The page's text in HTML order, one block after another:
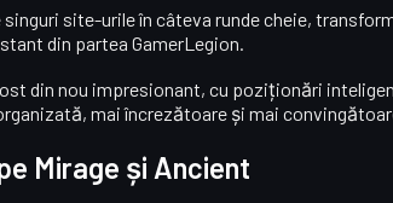
singuri site-urile în câteva runde cheie,
din partea GamerLegion.
din nou impresionant, cu poziționări
mai încrezătoare și mai
Mirage și Ancient